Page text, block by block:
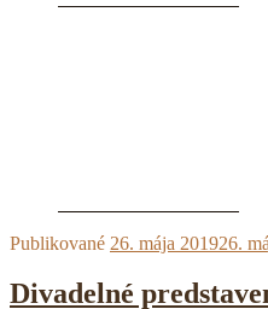
Publikované 26. mája 201926.
Divadelné